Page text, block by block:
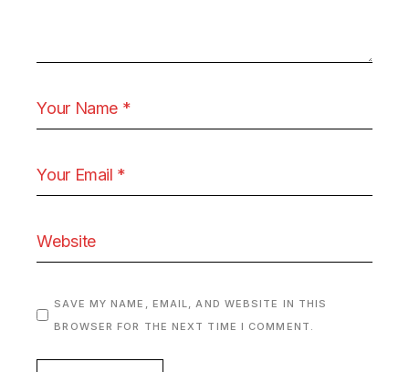
SAVE MY NAME, EMAIL, AND WEBSITE IN THIS
BROWSER FOR THE NEXT TIME I COMMENT.